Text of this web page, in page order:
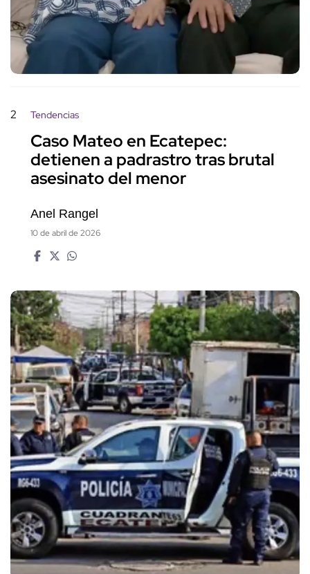
2 Tendencias
Caso Mateo en Ecatepec:
detienen a padrastro tras brutal
asesinato del menor
Anel Rangel
10 de abril de 2026